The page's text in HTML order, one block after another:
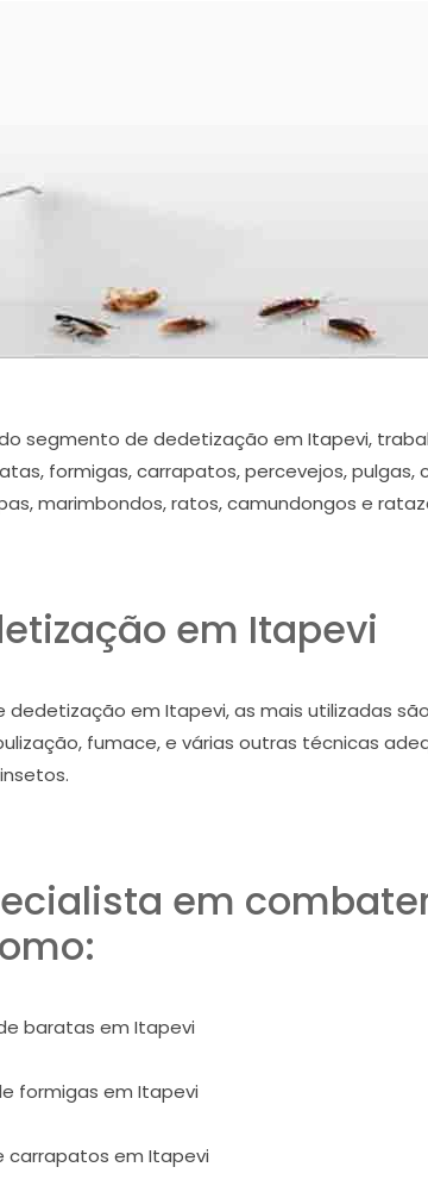
segmento de dedetização em Itapevi,
formigas, carrapatos, percevejos, pulgas,
marimbondos, ratos, camundongos e
em Itapevi
em Itapevi, as mais utilizadas
fumace, e várias outras técnicas
insetos.
em
baratas em Itapevi
formigas em Itapevi
carrapatos em Itapevi